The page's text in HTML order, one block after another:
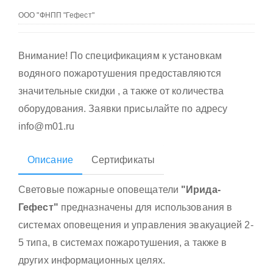
Внимание! По спецификациям к установкам
водяного пожаротушения предоставляются
значительные скидки , а также от количества
оборудования. Заявки присылайте по адресу
info@m01.ru
Описание Сертификаты
Световые пожарные оповещатели "Ирида-
Гефест" предназначены для использования в
системах оповещения и управления эвакуацией 2-
5 типа, в системах пожаротушения, а также в
других информационных целях.